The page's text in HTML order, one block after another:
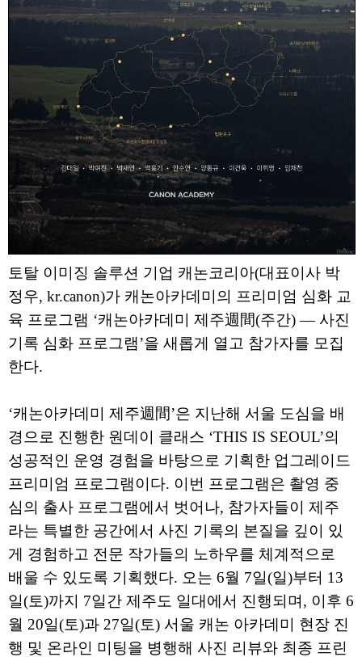
토탈 이미징 솔루션 기업 캐논코리아(대표이사 박
정우, kr.canon)가 캐논아카데미의 프리미엄 심화 교
육 프로그램 ‘캐논아카데미 제주週間(주간) — 사진
기록 심화 프로그램’을 새롭게 열고 참가자를 모집
한다.
‘캐논아카데미 제주週間’은 지난해 서울 도심을 배
경으로 진행한 원데이 클래스 ‘THIS IS SEOUL’의
성공적인 운영 경험을 바탕으로 기획한 업그레이드
프리미엄 프로그램이다. 이번 프로그램은 촬영 중
심의 출사 프로그램에서 벗어나, 참가자들이 제주
라는 특별한 공간에서 사진 기록의 본질을 깊이 있
게 경험하고 전문 작가들의 노하우를 체계적으로
배울 수 있도록 기획했다. 오는 6월 7일(일)부터 13
일(토)까지 7일간 제주도 일대에서 진행되며, 이후 6
월 20일(토)과 27일(토) 서울 캐논 아카데미 현장 진
행 및 온라인 미팅을 병행해 사진 리뷰와 최종 프린